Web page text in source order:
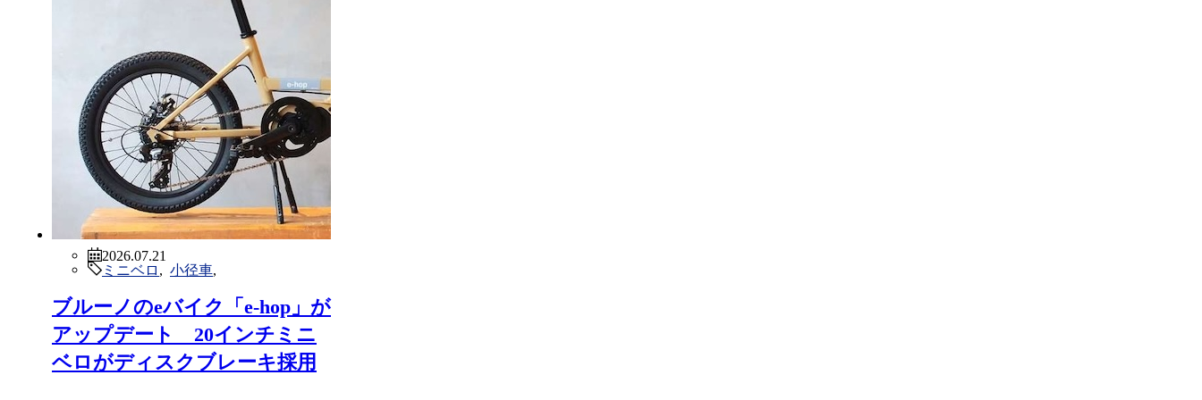
環境問題や健康志向、モビリティの多様化に対しての関心が高い欧州では、eバイクは以前から高い人気を持っ
ている。
対して日本は法規的な面から海外製のeバイクをそのまま販売できなかったのことが響いて広がりが遅れてい
しかし2015年にヤマハ発動機がeロードバイクを発売したことからeバイクへの注目度が向上。その後は日本の
メーカー及び、日本の法規に適合した海外メーカーのeバイクも多数発売されていて市場は拡大傾向になってい
るという。
法規適合について
2026.07.21
ミニベロ
小径車
ブルーノのeバイク「e-hop」が
アップデート 20インチミニ
ベロがディスクブレーキ採用